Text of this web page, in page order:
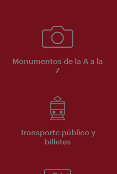
Monumentos de la A a la
Z
Transporte público y
billetes